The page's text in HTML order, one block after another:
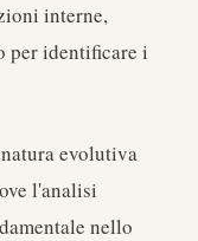
interne,
per identificare i
evolutiva
l'analisi
nello